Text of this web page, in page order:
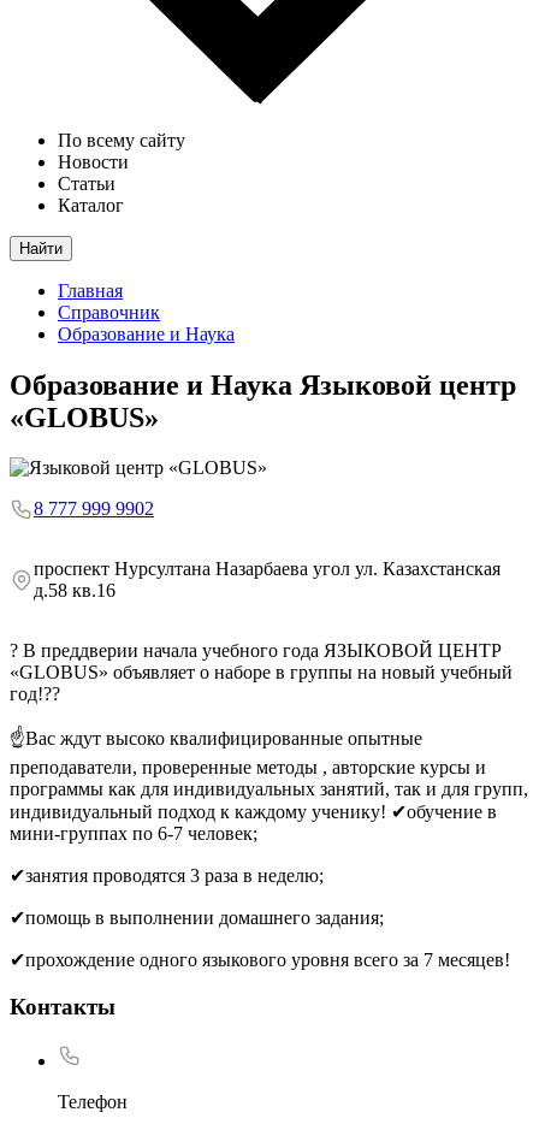
По всему сайту
Новости
Статьи
Каталог
Найти
Главная
Справочник
Образование и Наука
Образование и Наука Языковой центр
«GLOBUS»
8 777 999 9902
проспект Нурсултана Назарбаева угол ул. Казахстанская
д.58 кв.16
? В преддверии начала учебного года ЯЗЫКОВОЙ ЦЕНТР
«GLOBUS» объявляет о наборе в группы на новый учебный
год!?‍?
☝Вас ждут высоко квалифицированные опытные
преподаватели, проверенные методы , авторские курсы и
программы как для индивидуальных занятий, так и для групп,
индивидуальный подход к каждому ученику! ✔обучение в
мини-группах по 6-7 человек;
✔занятия проводятся 3 раза в неделю;
✔помощь в выполнении домашнего задания;
✔прохождение одного языкового уровня всего за 7 месяцев!
Контакты
Телефон